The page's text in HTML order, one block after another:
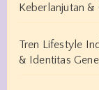
Keberlanjutan &
Tren Lifestyle
& Identitas